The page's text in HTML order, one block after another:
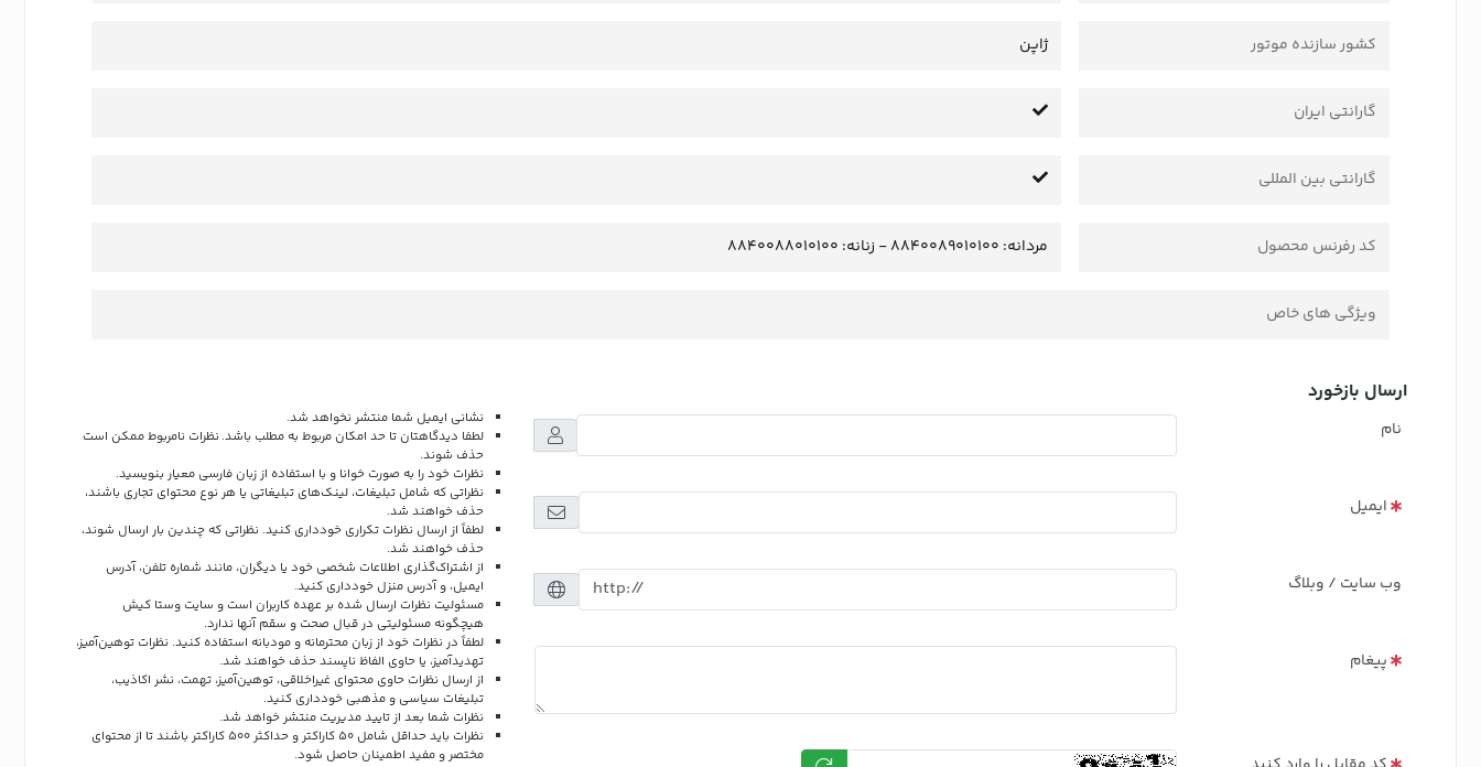
کشور سازنده موتور ژاپن
گارانتی ایران
گارانتی بین المللی
کد رفرنس محصول مردانه: 8840089010100 - زنانه: 8840088010100
ویژگی های خاص
ارسال بازخورد
نام
ایمیل
وب سایت / وبلاگ
پیغام
نشانی ایمیل شما منتشر نخواهد شد.
لطفا دیدگاهتان تا حد امکان مربوط به مطلب باشد. نظرات نامربوط ممکن است
حذف شوند.
نظرات خود را به صورت خوانا و با استفاده از زبان فارسی معیار بنویسید.
نظراتی که شامل تبلیغات، لینک‌های تبلیغاتی یا هر نوع محتوای تجاری باشند،
حذف خواهند شد.
لطفاً از ارسال نظرات تکراری خودداری کنید. نظراتی که چندین بار ارسال شوند،
حذف خواهند شد.
از اشتراک‌گذاری اطلاعات شخصی خود یا دیگران، مانند شماره تلفن، آدرس
ایمیل، و آدرس منزل خودداری کنید.
مسئولیت نظرات ارسال شده بر عهده کاربران است و سایت وستا کیش
هیچگونه مسئولیتی در قبال صحت و سقم آنها ندارد.
لطفاً در نظرات خود از زبان محترمانه و مودبانه استفاده کنید. نظرات توهین‌آمیز،
تهدیدآمیز، یا حاوی الفاظ ناپسند حذف خواهند شد.
از ارسال نظرات حاوی محتوای غیراخلاقی، توهین‌آمیز، تهمت، نشر اکاذیب،
تبلیغات سیاسی و مذهبی خودداری کنید.
نظرات شما بعد از تایید مدیریت منتشر خواهد شد.
نظرات باید حداقل شامل 50 کاراکتر و حداکثر 500 کاراکتر باشند تا از محتوای
مختصر و مفید اطمینان حاصل شود.